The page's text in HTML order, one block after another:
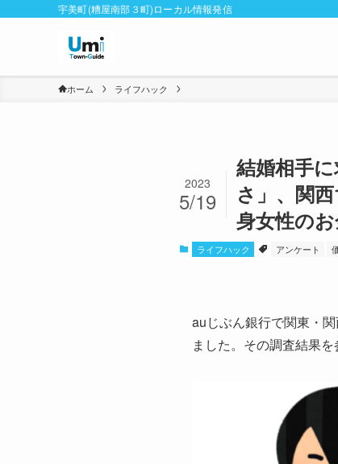
宇美町(糟屋南部３町)ローカル情報発信
ホーム ライフハック
結婚相手
さ」、関
身女性の
2023
5/19
ライフハック アンケート
auじぶん銀行で関東・
ました。その調査結果